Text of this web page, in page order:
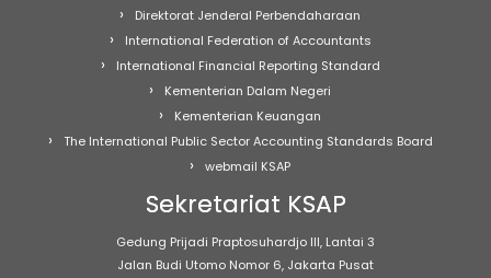
Direktorat Jenderal Perbendaharaan
International Federation of Accountants
International Financial Reporting Standard
Kementerian Dalam Negeri
Kementerian Keuangan
The International Public Sector Accounting Standards Board
webmail KSAP
Sekretariat KSAP
Gedung Prijadi Praptosuhardjo III, Lantai 3
Jalan Budi Utomo Nomor 6, Jakarta Pusat